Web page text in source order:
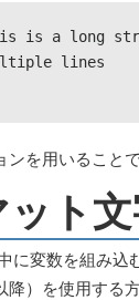
is a long
ンを用いること
ト
に変数を組み込
降）を使用する